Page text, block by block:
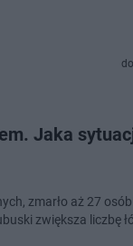
Jaka
zmarło aż 27
zwiększa liczbę